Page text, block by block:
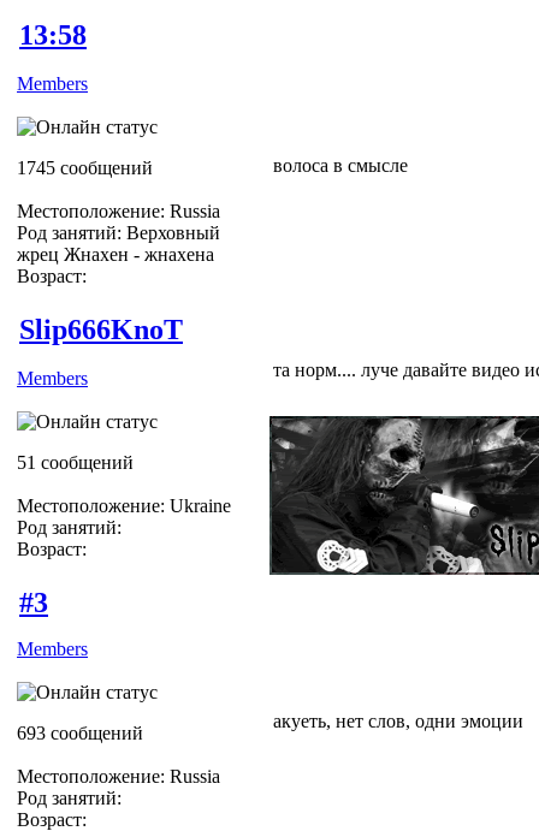
13:58
Members
1745 сообщений
Местоположение: Russia
Род занятий: Верховный
жрец Жнахен - жнахена
Возраст:
волоса в смысле
Slip666KnoT
Members
51 сообщений
Местоположение: Ukraine
Род занятий:
Возраст:
та норм.... луче давайте видео
#3
Members
693 сообщений
Местоположение: Russia
Род занятий:
Возраст:
акуеть, нет слов, одни эмоции